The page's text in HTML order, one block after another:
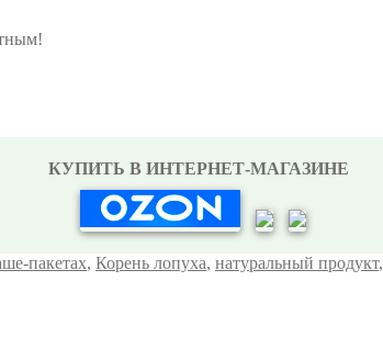
КУПИТЬ В ИНТЕРНЕТ-МАГАЗИНЕ
пакетах, Корень лопуха, натуральный продукт,